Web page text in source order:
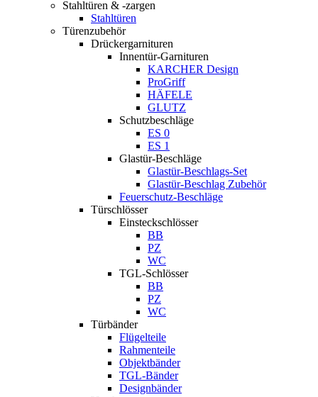
Stahltüren & -zargen
Stahltüren
Türenzubehör
Drückergarnituren
Innentür-Garnituren
KARCHER Design
ProGriff
HÄFELE
GLUTZ
Schutzbeschläge
ES 0
ES 1
Glastür-Beschläge
Glastür-Beschlags-Set
Glastür-Beschlag Zubehör
Feuerschutz-Beschläge
Türschlösser
Einsteckschlösser
BB
PZ
WC
TGL-Schlösser
BB
PZ
WC
Türbänder
Flügelteile
Rahmenteile
Objektbänder
TGL-Bänder
Designbänder